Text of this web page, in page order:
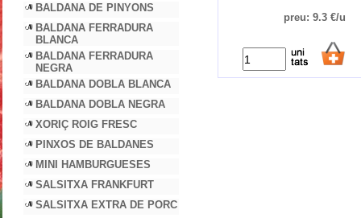
preu: 9.3 €/u
BALDANA DE PINYONS
BALDANA FERRADURA
BLANCA
BALDANA FERRADURA
NEGRA
BALDANA DOBLA BLANCA
BALDANA DOBLA NEGRA
XORIÇ ROIG FRESC
PINXOS DE BALDANES
MINI HAMBURGUESES
SALSITXA FRANKFURT
SALSITXA EXTRA DE PORC